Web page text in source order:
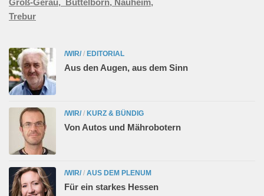
Groß-Gerau, Büttelborn, Nauheim,
Trebur
/WIR/ / EDITORIAL
Aus den Augen, aus dem Sinn
/WIR/ / KURZ & BÜNDIG
Von Autos und Mährobotern
/WIR/ / AUS DEM PLENUM
Für ein starkes Hessen